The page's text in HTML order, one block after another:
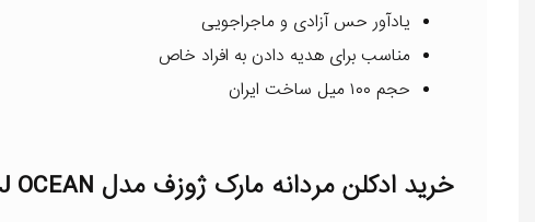
یادآور حس آزادی و ماجراجویی
مناسب برای هدیه دادن به افراد خاص
حجم ۱۰۰ میل ساخت ایران
خرید ادکلن مردانه مارک ژوزف مدل MJ OCEAN